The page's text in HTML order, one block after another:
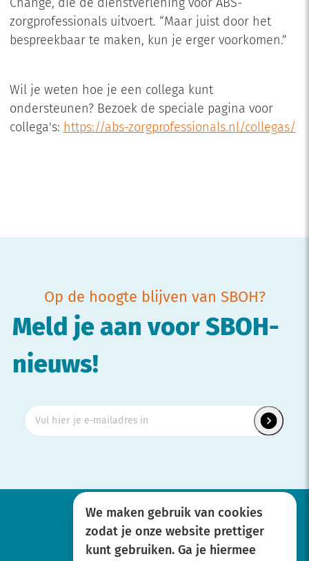
Change, die de dienstverlening voor ABS-
zorgprofessionals uitvoert. “Maar juist door het
bespreekbaar te maken, kun je erger voorkomen.”
Wil je weten hoe je een collega kunt
ondersteunen? Bezoek de speciale pagina voor
collega's: https://abs-zorgprofessionals.nl/collegas/
Op de hoogte blijven van SBOH?
Meld je aan voor SBOH-
nieuws!
Werken bij
We maken gebruik van cookies
zodat je onze website prettiger
kunt gebruiken. Ga je hiermee